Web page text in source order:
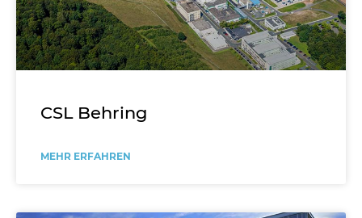
CSL Behring
MEHR ERFAHREN